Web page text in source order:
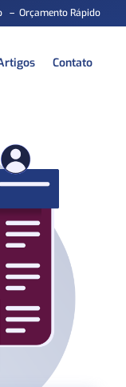
– Orçamento Rápido
Contato